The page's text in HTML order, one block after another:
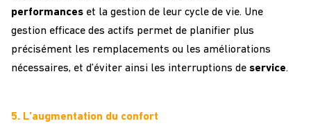
performances et la gestion de leur cycle de vie. Une
gestion efficace des actifs permet de planifier plus
précisément les remplacements ou les améliorations
nécessaires, et d’éviter ainsi les interruptions de service.
5. L’augmentation du confort